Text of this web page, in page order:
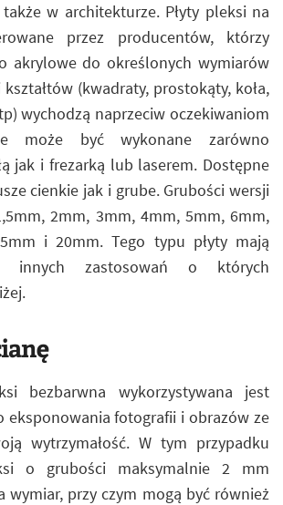
w architekturze. Płyty pleksi na
przez producentów, którzy
akrylowe do określonych wymiarów
kształtów (kwadraty, prostokąty, koła,
wychodzą naprzeciw oczekiwaniom
może być wykonane zarówno
jak i frezarką lub laserem. Dostępne
cienkie jak i grube. Grubości wersji
2mm, 3mm, 4mm, 5mm, 6mm,
i 20mm. Tego typu płyty mają
innych zastosowań o których
bezbarwna wykorzystywana jest
eksponowania fotografii i obrazów ze
wytrzymałość. W tym przypadku
o grubości maksymalnie 2 mm
wymiar, przy czym mogą być również